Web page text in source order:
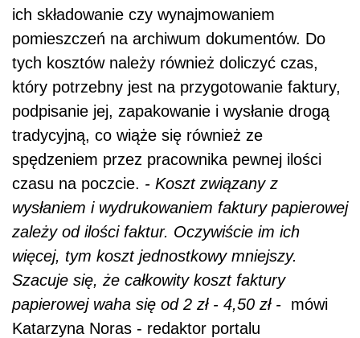
ich składowanie czy wynajmowaniem
pomieszczeń na archiwum dokumentów. Do
tych kosztów należy również doliczyć czas,
który potrzebny jest na przygotowanie faktury,
podpisanie jej, zapakowanie i wysłanie drogą
tradycyjną, co wiąże się również ze
spędzeniem przez pracownika pewnej ilości
czasu na poczcie. - Koszt związany z
wysłaniem i wydrukowaniem faktury papierowej
zależy od ilości faktur. Oczywiście im ich
więcej, tym koszt jednostkowy mniejszy.
Szacuje się, że całkowity koszt faktury
papierowej waha się od 2 zł - 4,50 zł - mówi
Katarzyna Noras - redaktor portalu